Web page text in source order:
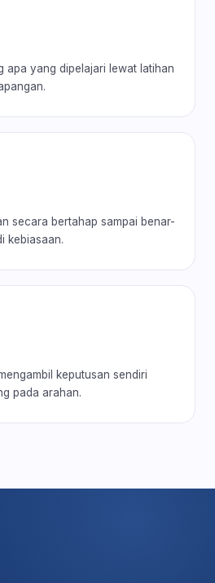
apa yang dipelajari lewat latihan
secara bertahap sampai benar-
kebiasaan.
keputusan sendiri
pada arahan.